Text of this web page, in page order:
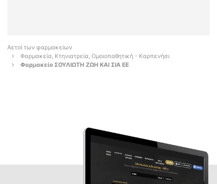
Αετοί των φαρμακείων
Φαρμακεία, Κτηνιατρεία, Ομοιοπαθητική - Καρπενήσι
Φαρμακείο ΣΟΥΛΙΩΤΗ ΖΩΗ ΚΑΙ ΣΙΑ ΕΕ